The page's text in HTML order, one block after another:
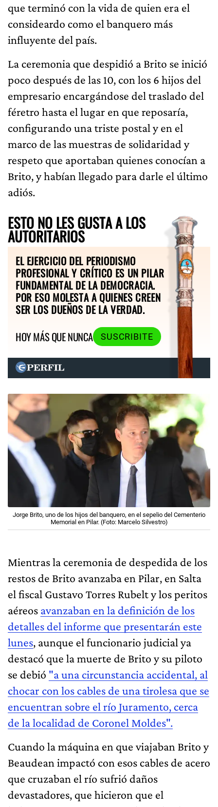
que terminó con la vida de quien era el
consideardo como el banquero más
influyente del país.
La ceremonia que despidió a Brito se inició
poco después de las 10, con los 6 hijos del
empresario encargándose del traslado del
féretro hasta el lugar en que reposaría,
configurando una triste postal y en el
marco de las muestras de solidaridad y
respeto que aportaban quienes conocían a
Brito, y habían llegado para darle el último
adiós.
ESTO NO LES GUSTA A LOS
AUTORITARIOS
EL EJERCICIO DEL PERIODISMO
PROFESIONAL Y CRÍTICO ES UN PILAR
FUNDAMENTAL DE LA DEMOCRACIA.
POR ESO MOLESTA A QUIENES CREEN
SER LOS DUEÑOS DE LA VERDAD.
HOY MÁS QUE NUNCA
SUSCRIBITE
Jorge Brito, uno de los hijos del banquero, en el sepelio del Cementerio
Memorial en Pilar. (Foto: Marcelo Silvestro)
Mientras la ceremonia de despedida de los
restos de Brito avanzaba en Pilar, en Salta
el fiscal Gustavo Torres Rubelt y los peritos
aéreos avanzaban en la definición de los
detalles del informe que presentarán este
lunes, aunque el funcionario judicial ya
destacó que la muerte de Brito y su piloto
se debió "a una circunstancia accidental, al
chocar con los cables de una tirolesa que se
encuentran sobre el río Juramento, cerca
de la localidad de Coronel Moldes".
Cuando la máquina en que viajaban Brito y
Beaudean impactó con esos cables de acero
que cruzaban el río sufrió daños
devastadores, que hicieron que el